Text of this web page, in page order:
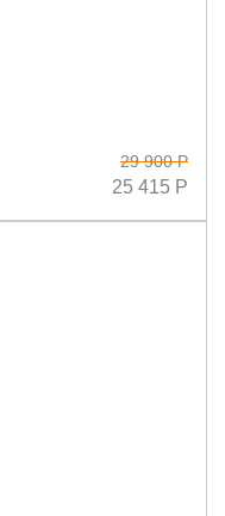
29 900 Р
25 415 Р